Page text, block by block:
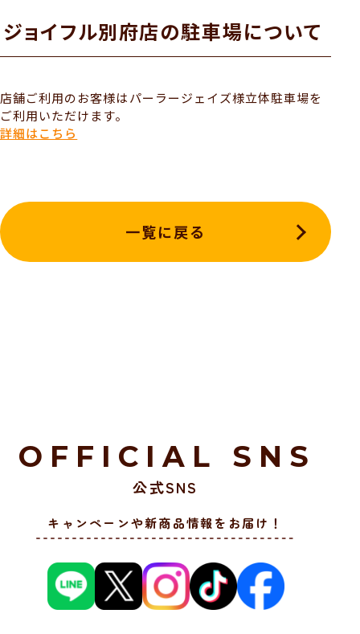
ジョイフル別府店の駐車場について
店舗ご利用のお客様はパーラージェイズ様立体駐車場を
ご利用いただけます。
詳細はこちら
一覧に戻る
OFFICIAL SNS
公式SNS
キャンペーンや新商品情報をお届け！